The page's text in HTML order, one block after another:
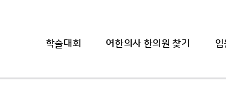
학술대회 여한의사 한의원 찾기